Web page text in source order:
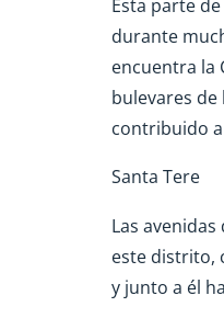
Esta parte
durante
encuentra la
bulevares de
contribuido
Santa Tere
Las
este distrito,
y junto a él